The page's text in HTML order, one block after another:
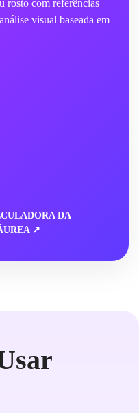
rosto com referências
visual baseada em
DA
↗